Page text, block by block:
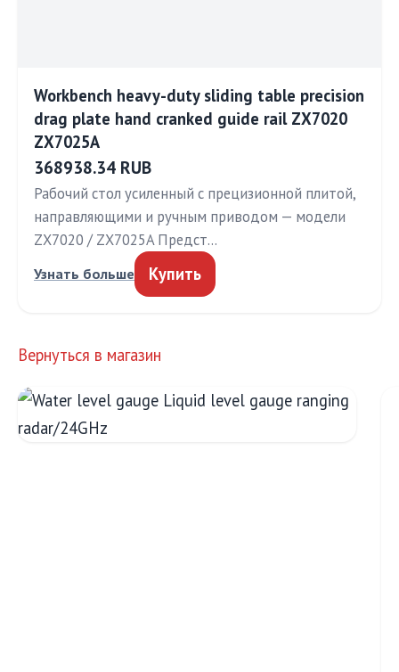
Workbench heavy-duty sliding table precision
drag plate hand cranked guide rail ZX7020
ZX7025A
368938.34 RUB
Рабочий стол усиленный с прецизионной плитой,
направляющими и ручным приводом — модели
ZX7020 / ZX7025A Предст…
Узнать больше Купить
Вернуться в магазин